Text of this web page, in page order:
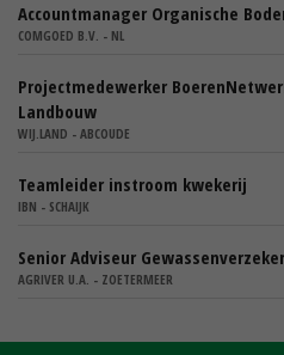
Accountmanager Organische
COMGOED B.V. - NL
Projectmedewerker
Landbouw
WIJ.LAND - ABCOUDE
Teamleider instroom kwekerij
IBN - SCHAIJK
Senior Adviseur
AGRIVER U.A. - ZOETERMEER